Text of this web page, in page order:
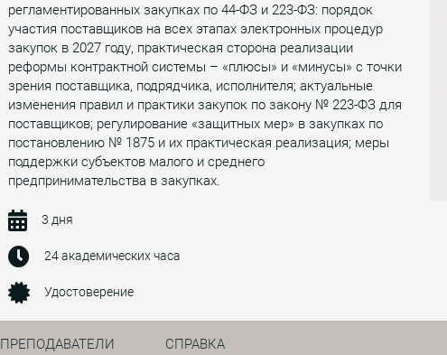
регламентированных закупках по 44-ФЗ и 223-ФЗ: порядок
участия поставщиков на всех этапах электронных процедур
закупок в 2027 году, практическая сторона реализации
реформы контрактной системы – «плюсы» и «минусы» с точки
зрения поставщика, подрядчика, исполнителя; актуальные
изменения правил и практики закупок по закону № 223-ФЗ для
поставщиков; регулирование «защитных мер» в закупках по
постановлению № 1875 и их практическая реализация; меры
поддержки субъектов малого и среднего
предпринимательства в закупках.
3 дня
24 академических часа
Удостоверение
ПРЕПОДАВАТЕЛИ СПРАВКА